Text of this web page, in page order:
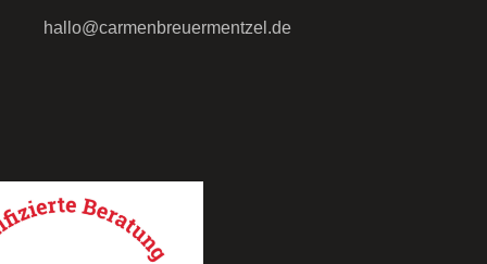
hallo@carmenbreuermentzel.de